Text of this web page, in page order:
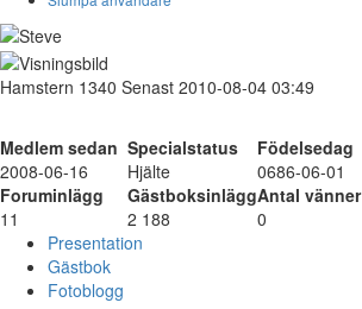
Hamstern 1340 Senast 2010-08-04 03:49
Medlem sedan Specialstatus
Födelsedag
2008-06-16
Hjälte
0686-06-01
Foruminlägg
GästboksinläggAntal vänner
11
2 188
0
Presentation
Gästbok
Fotoblogg